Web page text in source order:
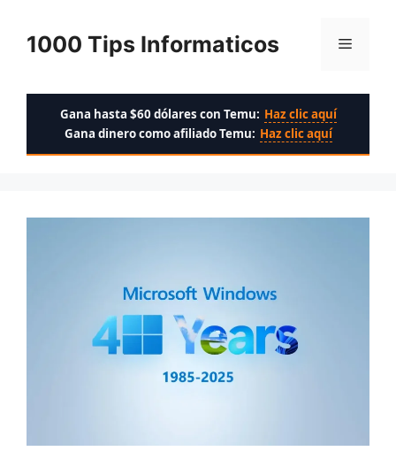
contenido
1000 Tips Informaticos Menú
Gana hasta $60 dólares con Temu: Haz clic aquí
Gana dinero como afiliado Temu: Haz clic aquí